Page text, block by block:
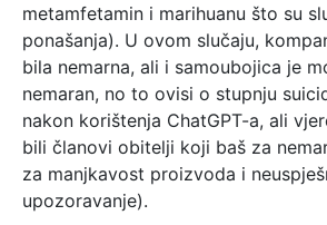
metamfetamin i marihuanu što su
ponašanja). U ovom slučaju,
bila nemarna, ali i samoubojica je
nemaran, no to ovisi o stupnju
nakon korištenja ChatGPT-a, ali
bili članovi obitelji koji baš za
za manjkavost proizvoda i
upozoravanje).